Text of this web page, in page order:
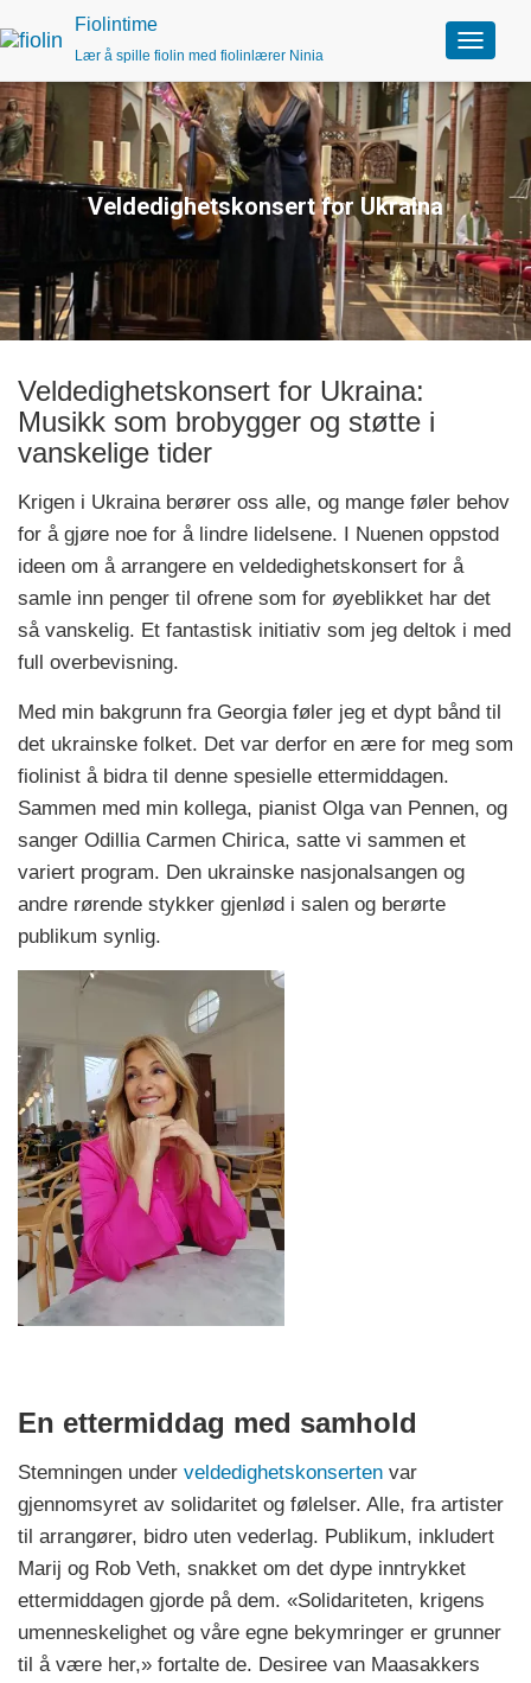
Fiolintime
Lær å spille fiolin med fiolinlærer Ninia
V
e
k
s
e
n
a
v
i
g
a
s
Veldedighetskonsert for Ukraina
Veldedighetskonsert for Ukraina:
Musikk som brobygger og støtte i
vanskelige tider
Krigen i Ukraina berører oss alle, og mange føler behov
for å gjøre noe for å lindre lidelsene. I Nuenen oppstod
ideen om å arrangere en veldedighetskonsert for å
samle inn penger til ofrene som for øyeblikket har det
så vanskelig. Et fantastisk initiativ som jeg deltok i med
full overbevisning.
Med min bakgrunn fra Georgia føler jeg et dypt bånd til
det ukrainske folket. Det var derfor en ære for meg som
fiolinist å bidra til denne spesielle ettermiddagen.
Sammen med min kollega, pianist Olga van Pennen, og
sanger Odillia Carmen Chirica, satte vi sammen et
variert program. Den ukrainske nasjonalsangen og
andre rørende stykker gjenlød i salen og berørte
publikum synlig.
En ettermiddag med samhold
Stemningen under veldedighetskonserten var
gjennomsyret av solidaritet og følelser. Alle, fra artister
til arrangører, bidro uten vederlag. Publikum, inkludert
Marij og Rob Veth, snakket om det dype inntrykket
ettermiddagen gjorde på dem. «Solidariteten, krigens
umenneskelighet og våre egne bekymringer er grunner
til å være her,» fortalte de. Desiree van Maasakkers